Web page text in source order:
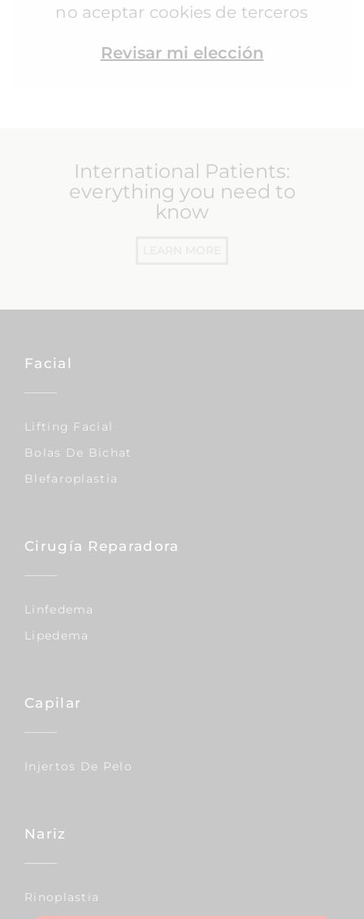
no aceptar cookies de terceros
Revisar mi elección
International Patients:
everything you need to
know
Facial
Lifting Facial
Bolas De Bichat
Blefaroplastia
Cirugía Reparadora
Linfedema
Lipedema
Capilar
Injertos De Pelo
Nariz
Rinoplastia